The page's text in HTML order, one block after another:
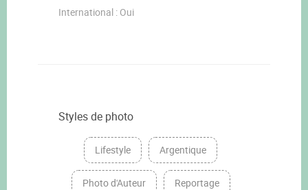
International : Oui
Styles de photo
Lifestyle Argentique
Photo d'Auteur Reportage